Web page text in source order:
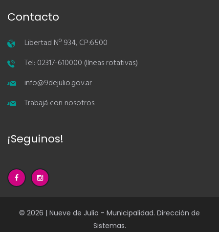
Contacto
Libertad Nº 934, CP:6500
Tel: 02317-610000 (líneas rotativas)
info@9dejulio.gov.ar
Trabajá con nosotros
¡Seguinos!
© 2026 | Nueve de Julio - Municipalidad. Dirección de
Sistemas.